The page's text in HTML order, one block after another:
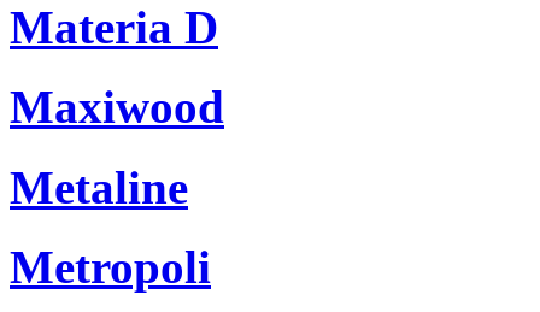
Materia D
Maxiwood
Metaline
Metropoli